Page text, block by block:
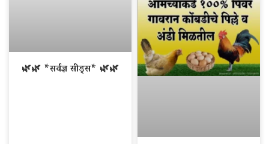
🌿🌿 *सर्वज्ञ सीड्स* 🌿🌿